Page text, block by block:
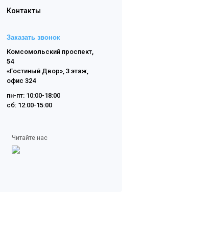
Контакты
Заказать звонок
Комсомольский проспект,
54
«Гостиный Двор», 3 этаж,
офис 324
пн-пт: 10:00-18:00
сб: 12:00-15:00
Читайте нас